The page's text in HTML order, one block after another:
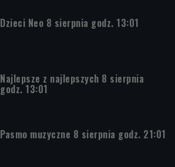
Dzieci Neo 8 sierpnia godz. 13:01
Najlepsze z najlepszych 8 sierpnia
godz. 13:01
Pasmo muzyczne 8 sierpnia godz. 21:01